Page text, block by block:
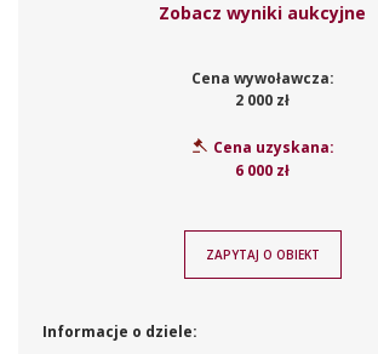
Zobacz wyniki aukcyjne
Cena wywoławcza:
2 000 zł
Cena uzyskana:
6 000 zł
ZAPYTAJ O OBIEKT
Informacje o dziele: